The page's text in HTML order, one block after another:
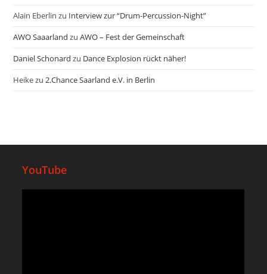
Alain Eberlin zu Interview zur “Drum-Percussion-Night”
AWO Saaarland zuAWO – Fest der Gemeinschaft
Daniel Schonard zu Dance Explosion rückt näher!
Heikezu2.Chance Saarland e.V. in Berlin
YouTube